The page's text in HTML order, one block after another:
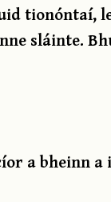
tionóntaí,
sláinte.
a bheinn